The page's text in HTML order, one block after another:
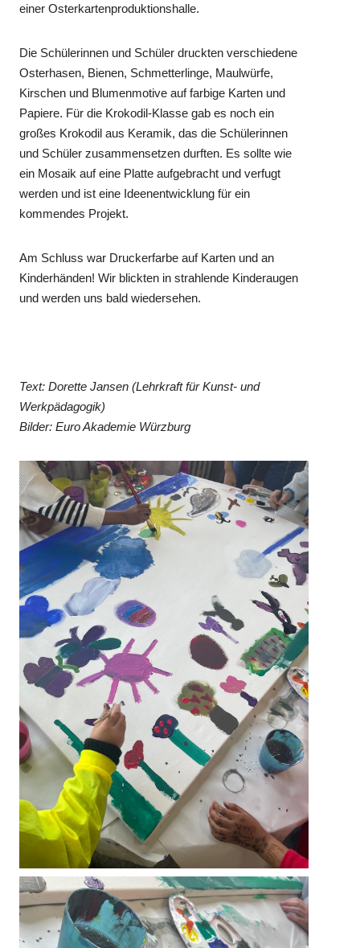
einer Osterkartenproduktionshalle.
Die Schülerinnen und Schüler druckten verschiedene
Osterhasen, Bienen, Schmetterlinge, Maulwürfe,
Kirschen und Blumenmotive auf farbige Karten und
Papiere. Für die Krokodil-Klasse gab es noch ein
großes Krokodil aus Keramik, das die Schülerinnen
und Schüler zusammensetzen durften. Es sollte wie
ein Mosaik auf eine Platte aufgebracht und verfugt
werden und ist eine Ideenentwicklung für ein
kommendes Projekt.
Am Schluss war Druckerfarbe auf Karten und an
Kinderhänden! Wir blickten in strahlende Kinderaugen
und werden uns bald wiedersehen.
Text: Dorette Jansen (Lehrkraft für Kunst- und
Werkpädagogik)
Bilder: Euro Akademie Würzburg